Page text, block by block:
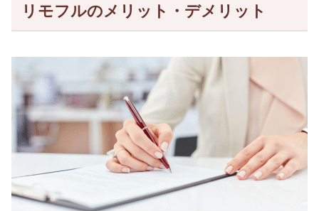
リモフルのメリット・デメリット